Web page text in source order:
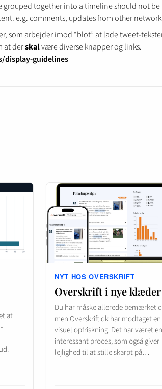
grouped together into a timeline should not be
e.g. comments, updates from other
som arbejder imod “blot” at lade tweet-
at derskalvære diverse knapper og links.
guidelines
at
NYT HOS OVERSKRIFT
Overskrift i nye klæder
Du har måske allerede bemærket
men Overskrift.dk har modtaget en
visuel opfriskning. Det har været en
interessant proces, som også giver
lejlighed til at stille skarpt på…